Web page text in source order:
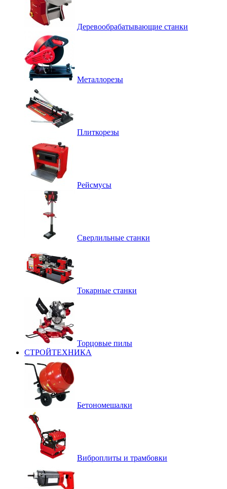
Деревообрабатывающие станки
Металлорезы
Плиткорезы
Рейсмусы
Сверлильные станки
Токарные станки
Торцовые пилы
СТРОЙТЕХНИКА
Бетономешалки
Виброплиты и трамбовки